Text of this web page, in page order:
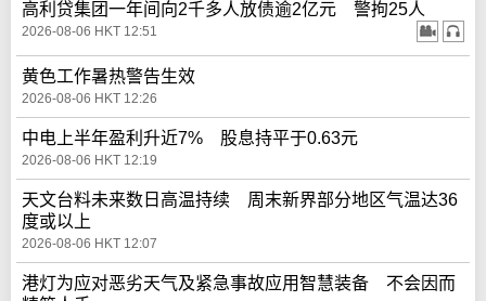
高利贷集团一年间向2千多人放债逾2亿元 警拘25人
2026-08-06 HKT 12:51
黄色工作暑热警告生效
2026-08-06 HKT 12:26
中电上半年盈利升近7% 股息持平于0.63元
2026-08-06 HKT 12:19
天文台料未来数日高温持续 周末新界部分地区气温达36
度或以上
2026-08-06 HKT 12:07
港灯为应对恶劣天气及紧急事故应用智慧装备 不会因而